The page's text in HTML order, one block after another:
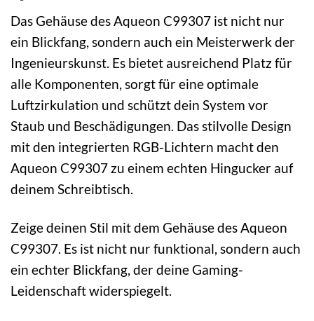
Das Gehäuse des Aqueon C99307 ist nicht nur
ein Blickfang, sondern auch ein Meisterwerk der
Ingenieurskunst. Es bietet ausreichend Platz für
alle Komponenten, sorgt für eine optimale
Luftzirkulation und schützt dein System vor
Staub und Beschädigungen. Das stilvolle Design
mit den integrierten RGB-Lichtern macht den
Aqueon C99307 zu einem echten Hingucker auf
deinem Schreibtisch.
Zeige deinen Stil mit dem Gehäuse des Aqueon
C99307. Es ist nicht nur funktional, sondern auch
ein echter Blickfang, der deine Gaming-
Leidenschaft widerspiegelt.